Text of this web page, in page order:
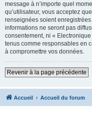
message à n’importe quel
qu’utilisateur, vous acceptez
renseignées soient
informations ne seront pas
consentement, ni «
tenus comme responsables en
à compromettre vos données.
Revenir à la page précédente
Accueil Accueil du forum